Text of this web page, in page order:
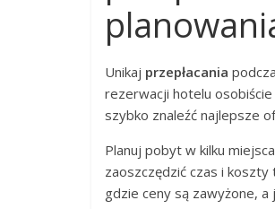
Unikaj przepłacania
rezerwacji hotelu
szybko znaleźć najlepsze
Planuj pobyt w kilku
zaoszczędzić czas i
gdzie ceny są zawyżone, a